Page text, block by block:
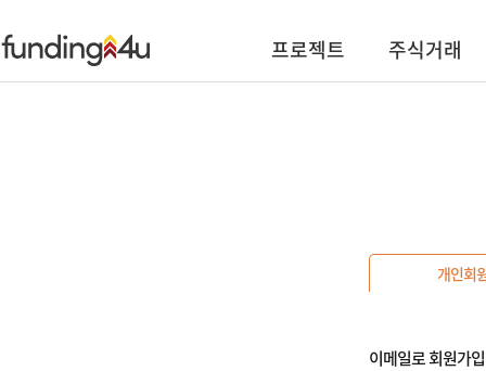
프로젝트 주식거래
개인회
이메일로 회원가입